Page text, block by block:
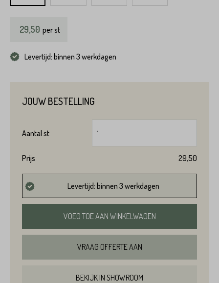
29,50 perst
Levertijd: binnen 3 werkdagen
JOUW BESTELLING
Aantal st
Prijs 29,50
Levertijd: binnen 3 werkdagen
VOEG TOE AAN WINKELWAGEN
VRAAG OFFERTE AAN
BEKIJK IN SHOWROOM